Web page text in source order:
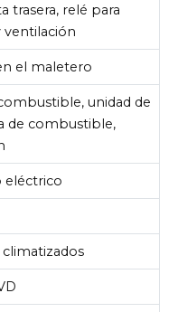
trasera, relé para
ventilación
el maletero
unidad de
de combustible,
eléctrico